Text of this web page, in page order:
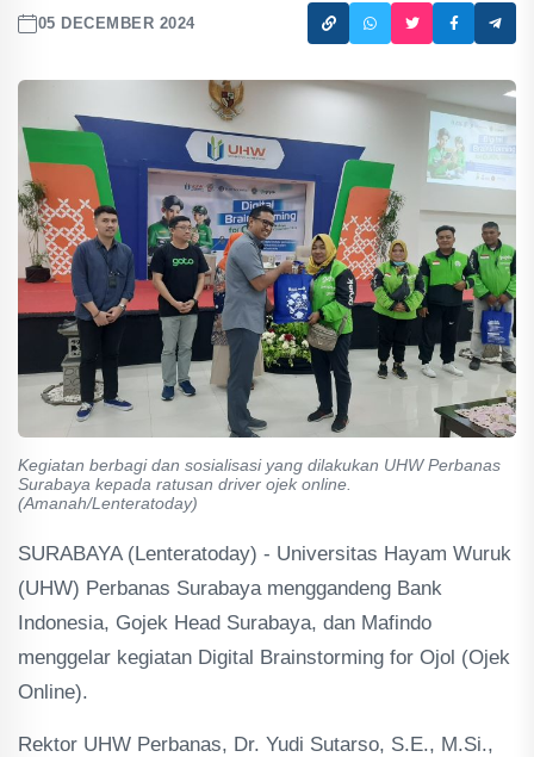
05 DECEMBER 2024
Kegiatan berbagi dan sosialisasi yang dilakukan UHW Perbanas
Surabaya kepada ratusan driver ojek online.
(Amanah/Lenteratoday)
SURABAYA (Lenteratoday) - Universitas Hayam Wuruk
(UHW) Perbanas Surabaya menggandeng Bank
Indonesia, Gojek Head Surabaya, dan Mafindo
menggelar kegiatan Digital Brainstorming for Ojol (Ojek
Online).
Rektor UHW Perbanas, Dr. Yudi Sutarso, S.E., M.Si.,